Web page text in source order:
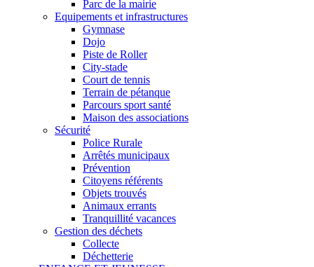
Parc de la mairie
Equipements et infrastructures
Gymnase
Dojo
Piste de Roller
City-stade
Court de tennis
Terrain de pétanque
Parcours sport santé
Maison des associations
Sécurité
Police Rurale
Arrêtés municipaux
Prévention
Citoyens référents
Objets trouvés
Animaux errants
Tranquillité vacances
Gestion des déchets
Collecte
Déchetterie